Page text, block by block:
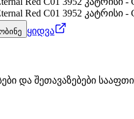
Red C01 3952
ყიდვა
და შეთავაზებები